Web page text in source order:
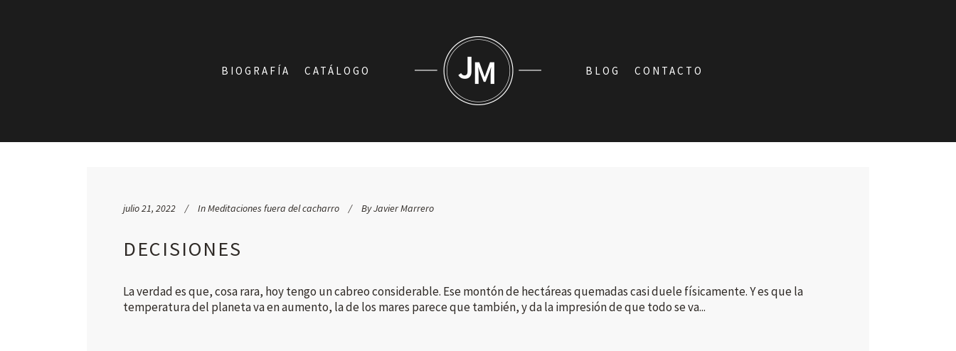
BIOGRAFÍA CATÁLOGO BLOG CONTACTO
julio 21, 2022 InMeditaciones fuera del cacharro ByJavier Marrero
DECISIONES
La verdad es que, cosa rara, hoy tengo un cabreo considerable. Ese montón de hectáreas quemadas casi duele físicamente. Y es que la
temperatura del planeta va en aumento, la de los mares parece que también, y da la impresión de que todo se va...